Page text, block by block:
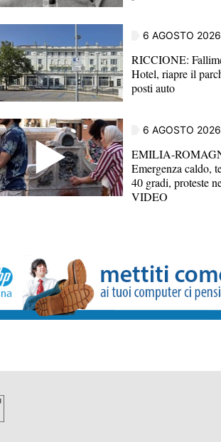
6 AGOSTO 2026
RICCIONE:
Hotel, riapre il
posti auto
6 AGOSTO 2026
EMILIA-
Emergenza caldo,
40 gradi, proteste
VIDEO